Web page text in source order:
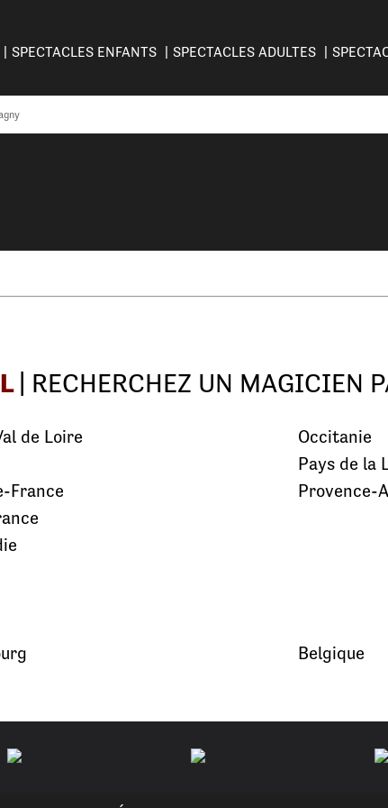
SPECTACLES ENFANTS SPECTACLES ADULTES
| RECHERCHEZ UN MAGICIEN
de Loire
France
Occitanie
Pays de la
Provence-
Belgique